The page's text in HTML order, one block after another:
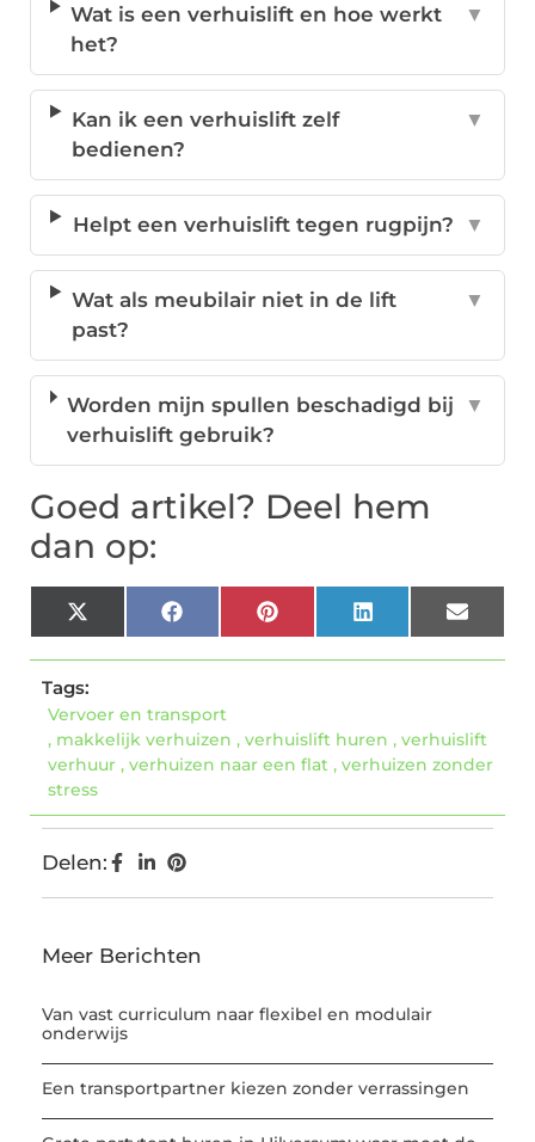
Wat is een verhuislift en hoe werkt
het?
▼
Kan ik een verhuislift zelf
bedienen?
▼
Helpt een verhuislift tegen rugpijn? ▼
Wat als meubilair niet in de lift
past?
▼
Worden mijn spullen beschadigd bij
verhuislift gebruik?
▼
Goed artikel? Deel hem
dan op:
X
(Twitter)
FacebookPinterestLinkedInEmail
Tags:
Vervoer en transport
, makkelijk verhuizen , verhuislift huren , verhuislift
verhuur , verhuizen naar een flat , verhuizen zonder
stress
Delen:
Meer Berichten
Van vast curriculum naar flexibel en modulair
onderwijs
Een transportpartner kiezen zonder verrassingen